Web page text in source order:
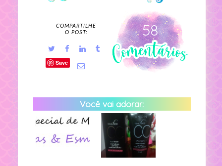
58
COMPARTILHE
O POST:
Save
Você vai adorar: